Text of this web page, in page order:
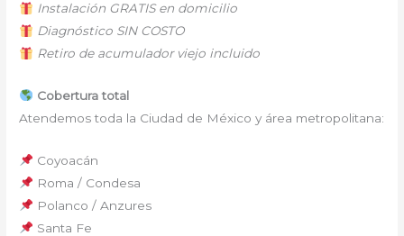
Instalación GRATIS en domicilio
Diagnóstico SIN COSTO
Retiro de acumulador viejo incluido
Cobertura total
Atendemos toda la Ciudad de México y área metropolitana:
Coyoacán
Roma / Condesa
Polanco / Anzures
Santa Fe